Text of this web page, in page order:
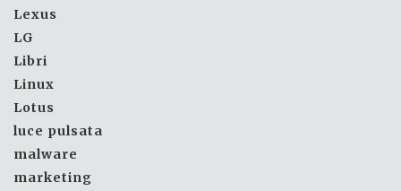
Lexus
LG
Libri
Linux
Lotus
luce pulsata
malware
marketing